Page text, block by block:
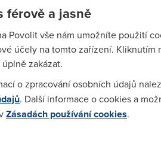
a za rok ještě ani jeden problém..
dobe prumerna rychlost cca
férově a jasně
Povolit vše nám umožníte použití
účely na tomto zařízení.
zakázat.
o zpracování osobních údajů
. Další informace o cookies a
Zásadách používání cookies.